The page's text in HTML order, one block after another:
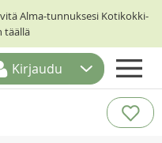
Alma-tunnuksesi Kotikokki-
täällä
Kirjaudu